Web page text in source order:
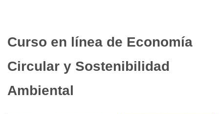
Curso en línea de Economía
Circular y Sostenibilidad
Ambiental